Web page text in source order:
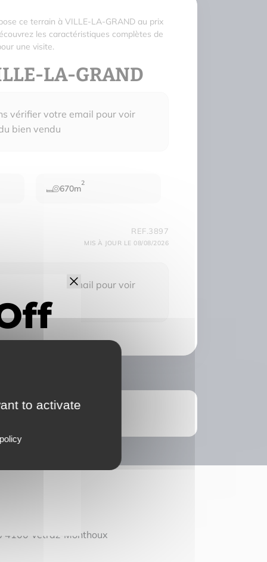
ce terrain à VILLE-LA-GRAND au prix
les caractéristiques complètes de
une visite.
LA-GRAND
vérifier votre email pour voir
bien vendu
670m
2
REF.3897
MIS À JOUR LE 08/08/2026
vérifier votre email pour voir
bien vendu
Vétraz-Monthoux
to activate